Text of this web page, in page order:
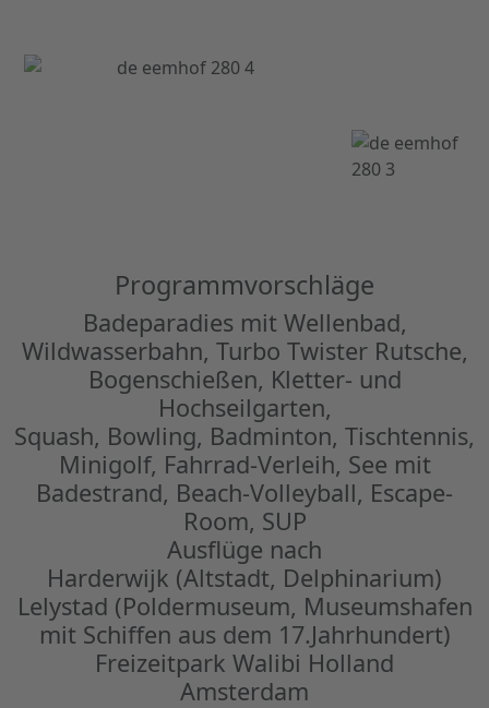
Programmvorschläge
Badeparadies mit Wellenbad,
Wildwasserbahn, Turbo Twister Rutsche,
Bogenschießen, Kletter- und
Hochseilgarten,
Squash, Bowling, Badminton, Tischtennis,
Minigolf, Fahrrad-Verleih, See mit
Badestrand, Beach-Volleyball, Escape-
Room, SUP
Ausflüge nach
Harderwijk (Altstadt, Delphinarium)
Lelystad (Poldermuseum, Museumshafen
mit Schiffen aus dem 17.Jahrhundert)
Freizeitpark Walibi Holland
Amsterdam